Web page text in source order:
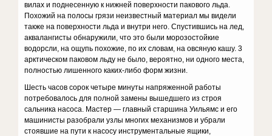
вилах и поднесенную к нижней поверхности пакового льда.
Похожий на по­лосы грязи неизвестный материал мы видели
также на поверхности льда и внутри него. Спустившись на лед,
аквалангисты обнаружили, что это были морозо­стойкие
водорсли, на ощупь похожие, по их словам, на овсяную кашу. 3
арктическом паковом льду не бы­ло, вероятно, ни одного места,
полностью лишенного каких-либо форм жизни.
Шесть часов сорок четыре минуты напряженной работы
потребовалось для полной замены вышед­шего из строя
сальника насоса. Мастер — главный старшина Уильямс и его
машинисты разобрали узлы многих механизмов и убрали
стоявшие на пути к на­сосу инструментальные ящики,